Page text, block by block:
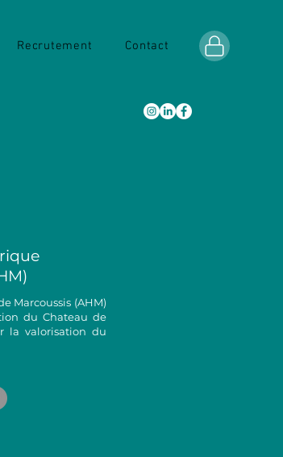
Recrutement Contact
Marcoussis (AHM)
du Chateau de
la valorisation du